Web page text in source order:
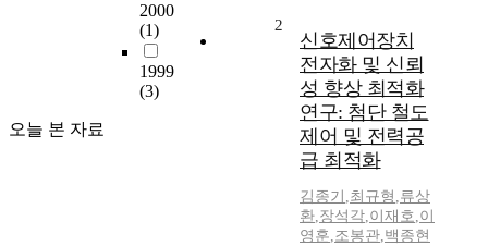
2000
(1)
1999
(3)
오늘 본 자료
2
신호제어장치
전자화 및 신뢰
성 향상 최적화
연구: 첨단 철도
제어 및 전력공
급 최적화
김종기 ,최규형 ,류상
환,장석각,이재호,이
영훈,조봉관,백종현